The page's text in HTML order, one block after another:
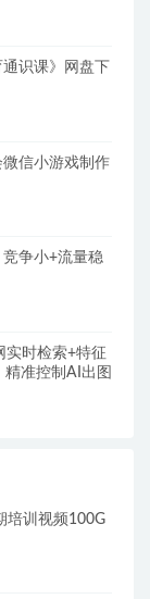
识课》网盘下
信小游戏制作
争小+流量稳
实时检索+特征
准控制AI出图
培训视频100G